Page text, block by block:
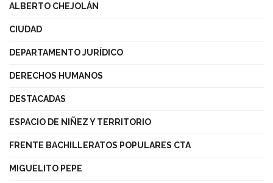
ALBERTO CHEJOLÁN
CIUDAD
DEPARTAMENTO JURÍDICO
DERECHOS HUMANOS
DESTACADAS
ESPACIO DE NIÑEZ Y TERRITORIO
FRENTE BACHILLERATOS POPULARES CTA
MIGUELITO PEPE